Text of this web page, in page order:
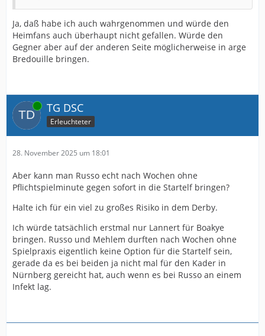
Ja, daß habe ich auch wahrgenommen und würde den
Heimfans auch überhaupt nicht gefallen. Würde den
Gegner aber auf der anderen Seite möglicherweise in arge
Bredouille bringen.
Online TG DSC
Erleuchteter
28. November 2025 um 18:01
Aber kann man Russo echt nach Wochen ohne
Pflichtspielminute gegen sofort in die Startelf bringen?
Halte ich für ein viel zu großes Risiko in dem Derby.
Ich würde tatsächlich erstmal nur Lannert für Boakye
bringen. Russo und Mehlem durften nach Wochen ohne
Spielpraxis eigentlich keine Option für die Startelf sein,
gerade da es bei beiden ja nicht mal für den Kader in
Nürnberg gereicht hat, auch wenn es bei Russo an einem
Infekt lag.